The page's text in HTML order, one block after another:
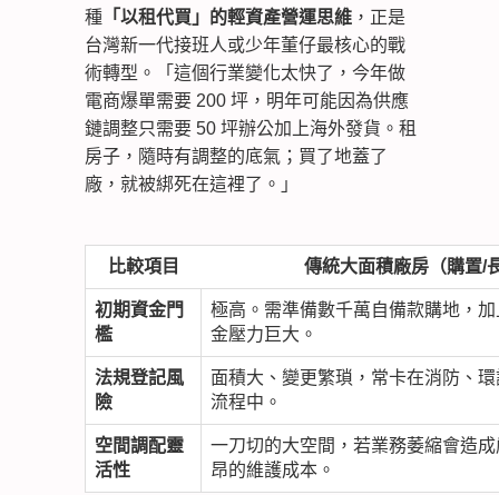
種 「以租代買」的輕資產營運思維 ，正是
台灣新一代接班人或少年董仔最核心的戰
術轉型。「這個行業變化太快了，今年做
電商爆單需要 200 坪，明年可能因為供應
鏈調整只需要 50 坪辦公加上海外發貨。租
房子，隨時有調整的底氣；買了地蓋了
廠，就被綁死在這裡了。」
比較項目 傳統大面積廠房（購置/
初期資金門
檻
極高。需準備數千萬自備款購地，
金壓力巨大。
法規登記風
險
面積大、變更繁瑣，常卡在消防、
流程中。
空間調配靈
活性
一刀切的大空間，若業務萎縮會造
昂的維護成本。